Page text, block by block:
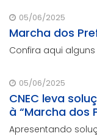
que não
05/06/2025
Marcha dos
Confira aqui
05/06/2025
CNEC leva
à “Marcha dos
Apresentando